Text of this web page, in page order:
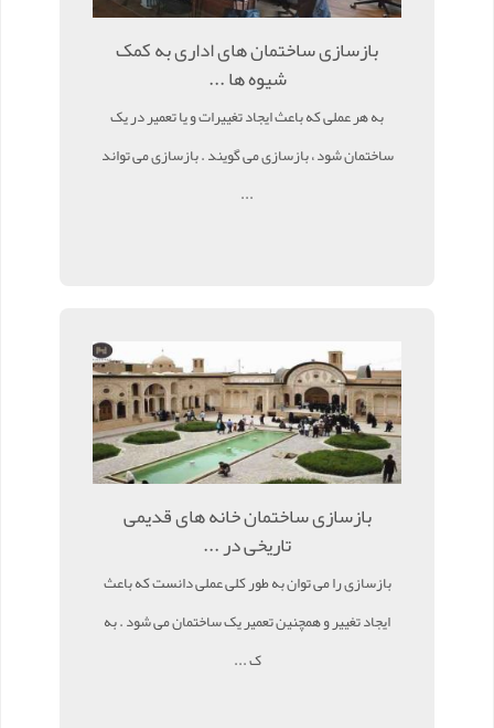
بازسازی ساختمان های اداری به کمک
شیوه ها ...
به هر عملی که باعث ایجاد تغییرات و یا تعمیر در یک
ساختمان شود ، بازسازی می گویند . بازسازی می تواند
...
بازسازی ساختمان خانه های قدیمی
تاریخی در ...
بازسازی را می توان به طور کلی عملی دانست که باعث
ایجاد تغییر و همچنین تعمیر یک ساختمان می شود . به
ک ...